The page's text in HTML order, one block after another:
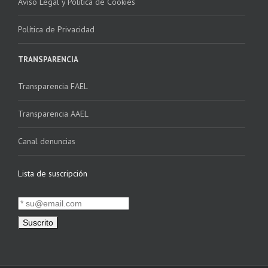
Política de Privacidad
TRANSPARENCIA
Transparencia FAEL
Transparencia AAEL
Canal denuncias
Lista de suscripción